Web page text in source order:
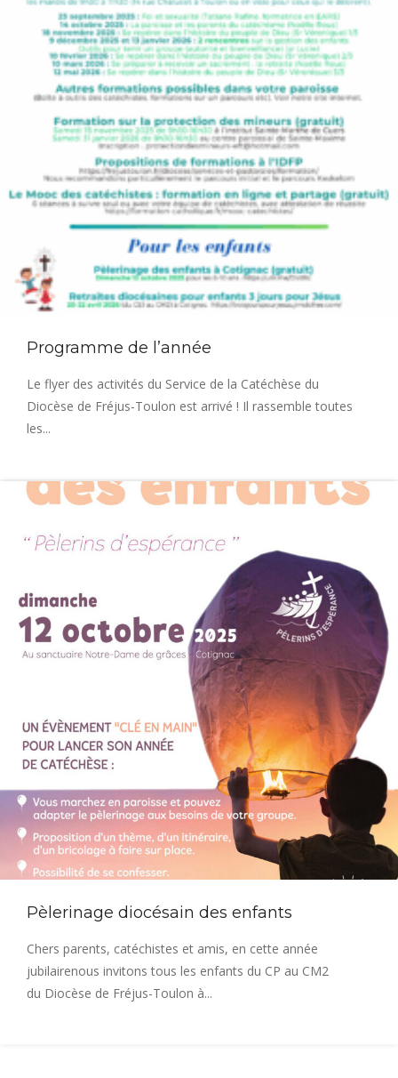
Programme de l’année
Le flyer des activités du Service de la Catéchèse du
Diocèse de Fréjus-Toulon est arrivé ! Il rassemble toutes
les...
Pèlerinage diocésain des enfants
Chers parents, catéchistes et amis, en cette année
jubilairenous invitons tous les enfants du CP au CM2
du Diocèse de Fréjus-Toulon à...